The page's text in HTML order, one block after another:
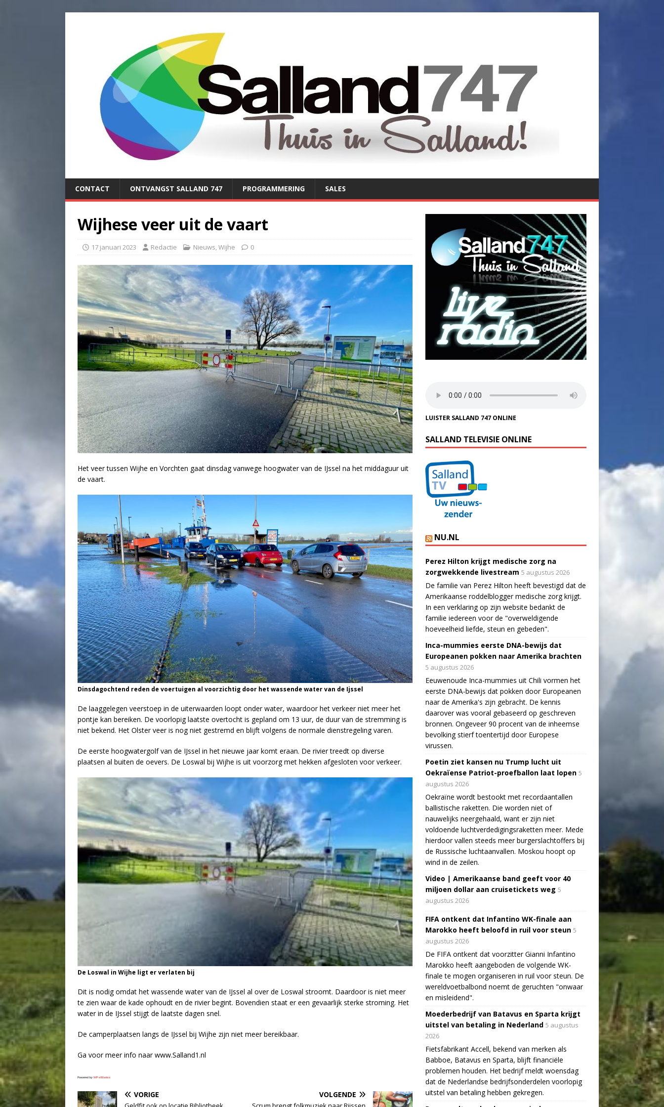
CONTACT ONTVANGST SALLAND 747 PROGRAMMERING SALES
Wijhese veer uit de vaart
17 januari 2023 Redactie Nieuws,Wijhe 0
Het veer tussen Wijhe en Vorchten gaat dinsdag vanwege hoogwater van de IJssel na het middaguur uit
de vaart.
Dinsdagochtend reden de voertuigen al voorzichtig door het wassende water van de Ijssel
De laaggelegen veerstoep in de uiterwaarden loopt onder water, waardoor het verkeer niet meer het
pontje kan bereiken. De voorlopig laatste overtocht is gepland om 13 uur, de duur van de stremming is
niet bekend. Het Olster veer is nog niet gestremd en blijft volgens de normale dienstregeling varen.
De eerste hoogwatergolf van de IJssel in het nieuwe jaar komt eraan. De rivier treedt op diverse
plaatsen al buiten de oevers. De Loswal bij Wijhe is uit voorzorg met hekken afgesloten voor verkeer.
De Loswal in Wijhe ligt er verlaten bij
Dit is nodig omdat het wassende water van de IJssel al over de Loswal stroomt. Daardoor is niet meer
te zien waar de kade ophoudt en de rivier begint. Bovendien staat er een gevaarlijk sterke stroming. Het
water in de IJssel stijgt de laatste dagen snel.
De camperplaatsen langs de IJssel bij Wijhe zijn niet meer bereikbaar.
Ga voor meer info naar www.Salland1.nl
Powered by WPeMatico
VORIGE VOLGENDE
LUISTER SALLAND 747 ONLINE
SALLAND TELEVISIE ONLINE
NU.NL
Perez Hilton krijgt medische zorg na
zorgwekkende livestream 5 augustus 2026
De familie van Perez Hilton heeft bevestigd dat de
Amerikaanse roddelblogger medische zorg krijgt.
In een verklaring op zijn website bedankt de
familie iedereen voor de "overweldigende
hoeveelheid liefde, steun en gebeden".
Inca-mummies eerste DNA-bewijs dat
Europeanen pokken naar Amerika brachten
5 augustus 2026
Eeuwenoude Inca-mummies uit Chili vormen het
eerste DNA-bewijs dat pokken door Europeanen
naar de Amerika's zijn gebracht. De kennis
daarover was vooral gebaseerd op geschreven
bronnen. Ongeveer 90 procent van de inheemse
bevolking stierf toentertijd door Europese
virussen.
Poetin ziet kansen nu Trump lucht uit
Oekraïense Patriot-proefballon laat lopen 5
augustus 2026
Oekraïne wordt bestookt met recordaantallen
ballistische raketten. Die worden niet of
nauwelijks neergehaald, want er zijn niet
voldoende luchtverdedigingsraketten meer. Mede
hierdoor vallen steeds meer burgerslachtoffers bij
de Russische luchtaanvallen. Moskou hoopt op
wind in de zeilen.
Video | Amerikaanse band geeft voor 40
miljoen dollar aan cruisetickets weg 5
augustus 2026
FIFA ontkent dat Infantino WK-finale aan
Marokko heeft beloofd in ruil voor steun 5
augustus 2026
De FIFA ontkent dat voorzitter Gianni Infantino
Marokko heeft aangeboden de volgende WK-
finale te mogen organiseren in ruil voor steun. De
wereldvoetbalbond noemt de geruchten "onwaar
en misleidend".
Moederbedrijf van Batavus en Sparta krijgt
uitstel van betaling in Nederland 5 augustus
2026
Fietsfabrikant Accell, bekend van merken als
Babboe, Batavus en Sparta, blijft financiële
problemen houden. Het bedrijf meldt woensdag
dat de Nederlandse bedrijfsonderdelen voorlopig
uitstel van betaling hebben gekregen.